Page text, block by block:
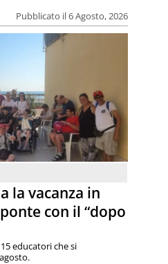
Pubblicato il 6 Agosto, 2026
la vacanza in
con il “dopo
educatori che si